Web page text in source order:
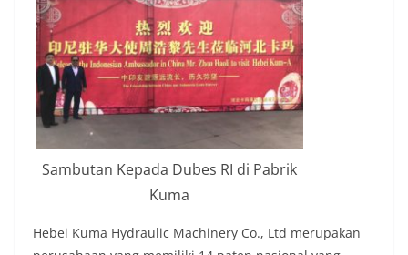
Sambutan Kepada Dubes RI di Pabrik
Kuma
Hebei Kuma Hydraulic Machinery Co., Ltd merupakan